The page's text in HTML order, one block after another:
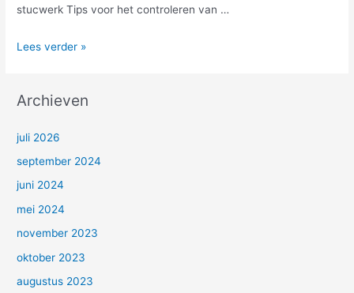
stucwerk Tips voor het controleren van …
Lees verder »
Archieven
juli 2026
september 2024
juni 2024
mei 2024
november 2023
oktober 2023
augustus 2023